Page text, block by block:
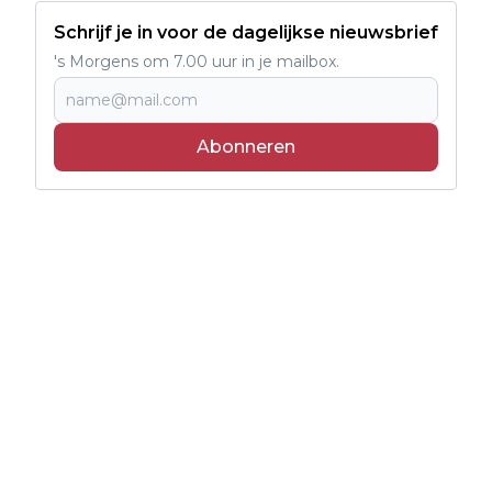
Schrijf je in voor de dagelijkse nieuwsbrief
's Morgens om 7.00 uur in je mailbox.
Abonneren